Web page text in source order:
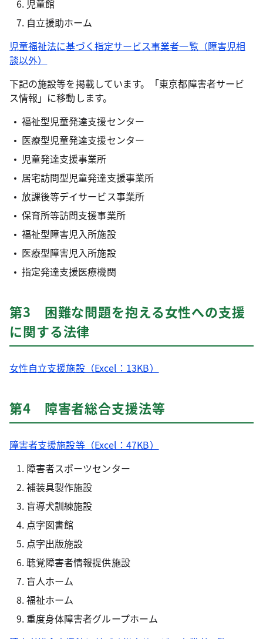
児童館
自立援助ホーム
児童福祉法に基づく指定サービス事業者一覧（障害児相
談以外）
下記の施設等を掲載しています。「東京都障害者サービ
ス情報」に移動します。
福祉型児童発達支援センター
医療型児童発達支援センター
児童発達支援事業所
居宅訪問型児童発達支援事業所
放課後等デイサービス事業所
保育所等訪問支援事業所
福祉型障害児入所施設
医療型障害児入所施設
指定発達支援医療機関
第3 困難な問題を抱える女性への支援
に関する法律
女性自立支援施設（Excel：13KB）
第4 障害者総合支援法等
障害者支援施設等（Excel：47KB）
障害者スポーツセンター
補装具製作施設
盲導犬訓練施設
点字図書館
点字出版施設
聴覚障害者情報提供施設
盲人ホーム
福祉ホーム
重度身体障害者グループホーム